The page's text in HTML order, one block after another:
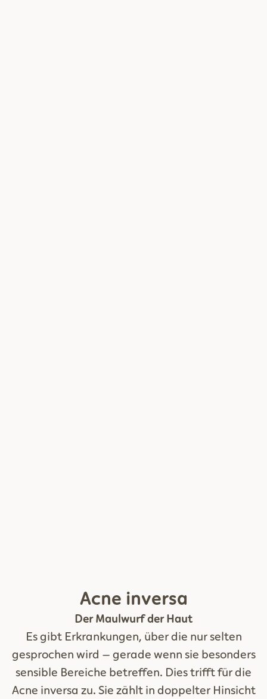
Acne inversa
Der Maulwurf der Haut
Es gibt Erkrankungen, über die nur selten
gesprochen wird – gerade wenn sie besonders
sensible Bereiche betreffen. Dies trifft für die
Acne inversa zu. Sie zählt in doppelter Hinsicht